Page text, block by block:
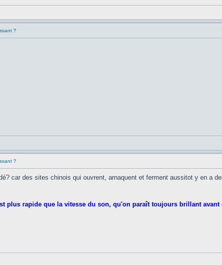
?
?
car des sites chinois qui ouvrent, arnaquent et ferment aussitot y en a
plus rapide que la vitesse du son, qu'on paraît toujours brillant